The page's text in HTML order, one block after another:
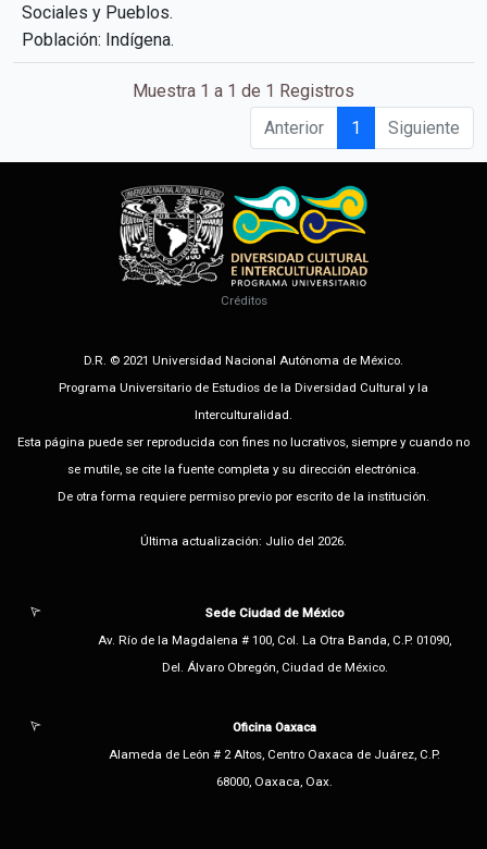
Sociales y Pueblos.
Población: Indígena.
Muestra 1 a 1 de 1 Registros
Anterior
1 Siguiente
Créditos
D.R. © 2021 Universidad Nacional Autónoma de México.
Programa Universitario de Estudios de la Diversidad Cultural y la
Interculturalidad.
Esta página puede ser reproducida con fines no lucrativos, siempre y cuando no
se mutile, se cite la fuente completa y su dirección electrónica.
De otra forma requiere permiso previo por escrito de la institución.
Última actualización: Julio del 2026.
Sede Ciudad de México
Av. Río de la Magdalena # 100, Col. La Otra Banda, C.P. 01090,
Del. Álvaro Obregón, Ciudad de México.
Oficina Oaxaca
Alameda de León # 2 Altos, Centro Oaxaca de Juárez, C.P.
68000, Oaxaca, Oax.